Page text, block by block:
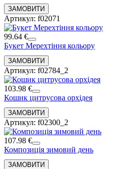
Артикул: f02071
99.64 €
Букет Мерехтіння кольору
Артикул: f02784_2
103.98 €
Кошик цитрусова орхідея
Артикул: f02300_2
107.98 €
Композиція зимовий день